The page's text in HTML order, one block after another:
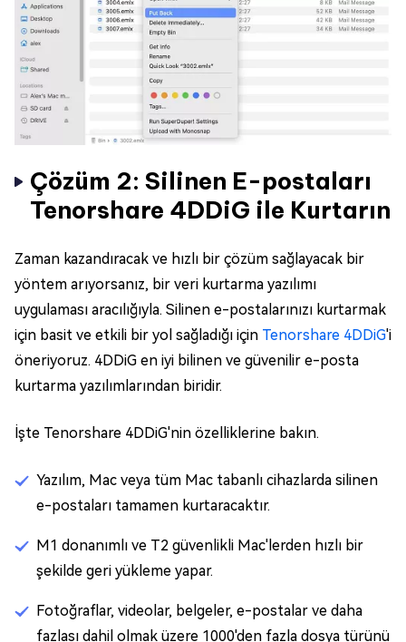
Çözüm 2: Silinen E-postaları
Tenorshare 4DDiG ile Kurtarın
Zaman kazandıracak ve hızlı bir çözüm sağlayacak bir
yöntem arıyorsanız, bir veri kurtarma yazılımı
uygulaması aracılığıyla. Silinen e-postalarınızı kurtarmak
için basit ve etkili bir yol sağladığı için Tenorshare 4DDiG'i
öneriyoruz. 4DDiG en iyi bilinen ve güvenilir e-posta
kurtarma yazılımlarından biridir.
İşte Tenorshare 4DDiG'nin özelliklerine bakın.
Yazılım, Mac veya tüm Mac tabanlı cihazlarda silinen
e-postaları tamamen kurtaracaktır.
M1 donanımlı ve T2 güvenlikli Mac'lerden hızlı bir
şekilde geri yükleme yapar.
Fotoğraflar, videolar, belgeler, e-postalar ve daha
fazlası dahil olmak üzere 1000'den fazla dosya türünü